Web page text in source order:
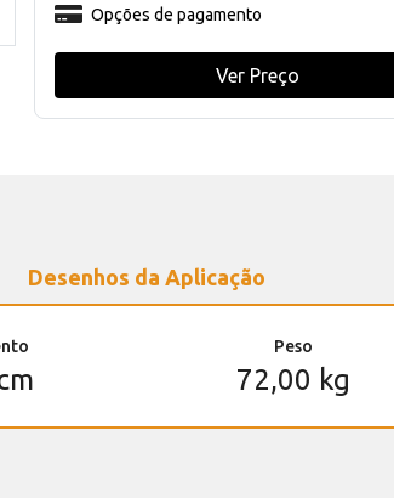
Opções de pagamento
Ver Preço
Desenhos da Aplicação
Peso
72,00 kg